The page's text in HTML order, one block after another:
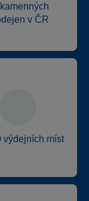
v ČR
výdejních míst